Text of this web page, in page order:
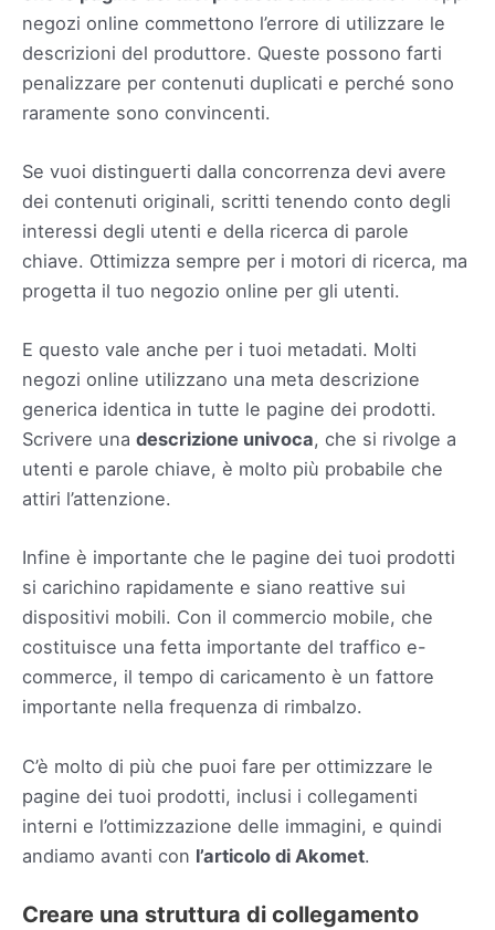
negozi online commettono l’errore di utilizzare le
descrizioni del produttore. Queste possono farti
penalizzare per contenuti duplicati e perché sono
raramente sono convincenti.
Se vuoi distinguerti dalla concorrenza devi avere
dei contenuti originali, scritti tenendo conto degli
interessi degli utenti e della ricerca di parole
chiave. Ottimizza sempre per i motori di ricerca, ma
progetta il tuo negozio online per gli utenti.
E questo vale anche per i tuoi metadati. Molti
negozi online utilizzano una meta descrizione
generica identica in tutte le pagine dei prodotti.
Scrivere una descrizione univoca, che si rivolge a
utenti e parole chiave, è molto più probabile che
attiri l’attenzione.
Infine è importante che le pagine dei tuoi prodotti
si carichino rapidamente e siano reattive sui
dispositivi mobili. Con il commercio mobile, che
costituisce una fetta importante del traffico e-
commerce, il tempo di caricamento è un fattore
importante nella frequenza di rimbalzo.
C’è molto di più che puoi fare per ottimizzare le
pagine dei tuoi prodotti, inclusi i collegamenti
interni e l’ottimizzazione delle immagini, e quindi
andiamo avanti con l’articolo di Akomet.
Creare una struttura di collegamento